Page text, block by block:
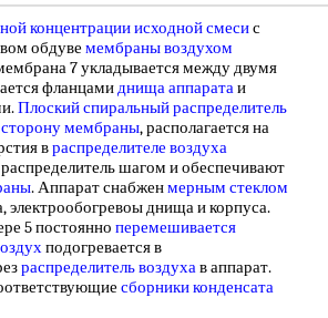
концентрацииисходной смесис
обдуве мембраны воздухом
7 укладывается между двумя
фланцамиднища аппаратаи
Плоский спиральныйраспределитель
сторону мембраны, располагается на
враспределителе воздуха
шагом и обеспечивают
. Аппарат снабженмерным стеклом
электрообогревоы днища и корпуса.
5 постоянно перемешивается
подогревается в
распределитель воздухав аппарат.
сборники конденсата